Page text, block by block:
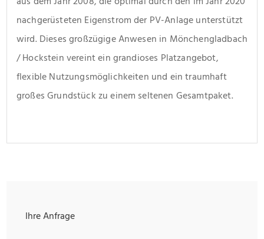
nachgerüsteten Eigenstrom der PV-Anlage unterstützt
wird. Dieses großzügige Anwesen in Mönchengladbach
/ Hockstein vereint ein grandioses Platzangebot,
flexible Nutzungsmöglichkeiten und ein traumhaft
großes Grundstück zu einem seltenen Gesamtpaket.
Ihre Anfrage